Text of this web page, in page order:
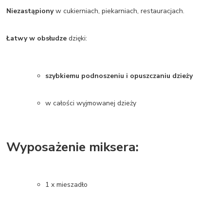
Niezastąpionyw cukierniach, piekarniach, restauracjach.
Łatwy w obsłudze dzięki:
szybkiemu podnoszeniu i opuszczaniu dzieży
w całości wyjmowanej dzieży
Wyposażenie miksera:
1 x mieszadło